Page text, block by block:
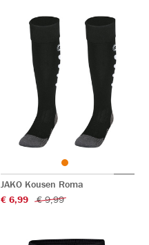
JAKO Kousen Roma
€ 6,99
€ 9,99